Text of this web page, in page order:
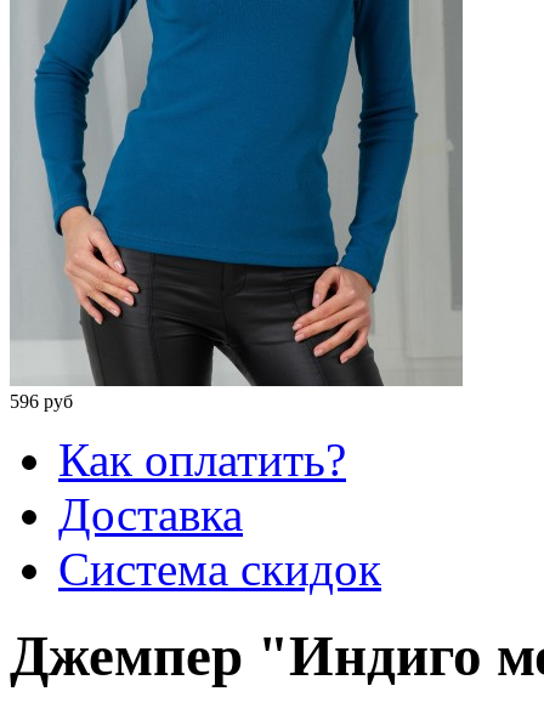
596 руб
Как оплатить?
Доставка
Система скидок
Джемпер "Индиго